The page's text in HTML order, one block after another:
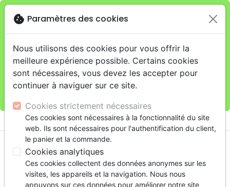
Je veux retirer ma commande au 11 rue de Rive,
Genèveclose
warningCette boutique en ligne est limitée au retrait en
magasin.
Pour les livraisons à domicile, veuillez passer vos
commandes sur la boutique La Maison de la Bible
shopping_cart
cookie Paramètres des cookies
Nous utilisons des cookies pour vous offrir la
meilleure expérience possible. Certains cookies
sont nécessaires, vous devez les accepter pour
continuer à naviguer sur ce site.
Cookies strictement nécessaires
Ces cookies sont nécessaires à la fonctionnalité du site
web. Ils sont nécessaires pour l'authentification du client,
le panier et la commande.
Cookies analytiques
Ces cookies collectent des données anonymes sur les
visites, les appareils et la navigation. Nous nous
appuyons sur ces données pour améliorer notre site